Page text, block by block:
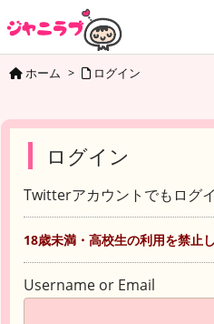
ホーム > ログイン
ログイン
Twitterアカウントでもログ
18歳未満・高校生の利用を禁止し
Username or Email